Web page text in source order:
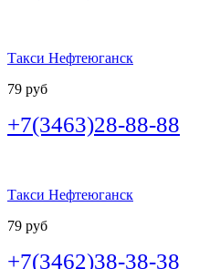
Такси Нефтеюганск
79 руб
+7(3463)28-88-88
Такси Нефтеюганск
79 руб
+7(3462)38-38-38